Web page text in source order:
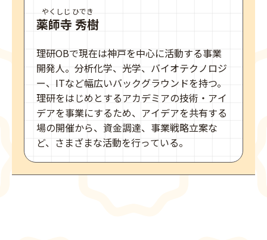
やくしじ ひでき
薬師寺 秀樹
理研OBで現在は神戸を中心に活動する事業
開発人。分析化学、光学、バイオテクノロジ
ー、ITなど幅広いバックグラウンドを持つ。
理研をはじめとするアカデミアの技術・アイ
デアを事業にするため、アイデアを共有する
場の開催から、資金調達、事業戦略立案な
ど、さまざまな活動を行っている。